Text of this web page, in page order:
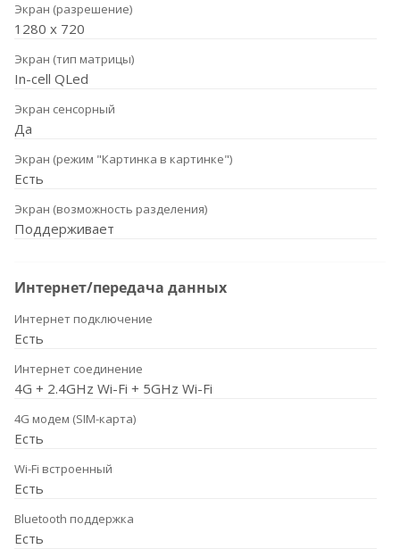
Экран (разрешение)
1280 х 720
Экран (тип матрицы)
In-cell QLed
Экран сенсорный
Да
Экран (режим "Картинка в картинке")
Есть
Экран (возможность разделения)
Поддерживает
Интернет/передача данных
Интернет подключение
Есть
Интернет соединение
4G + 2.4GHz Wi-Fi + 5GHz Wi-Fi
4G модем (SIM-карта)
Есть
Wi-Fi встроенный
Есть
Bluetooth поддержка
Есть